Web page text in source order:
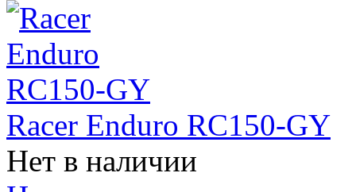
Racer Enduro RC150-GY
Нет в наличии